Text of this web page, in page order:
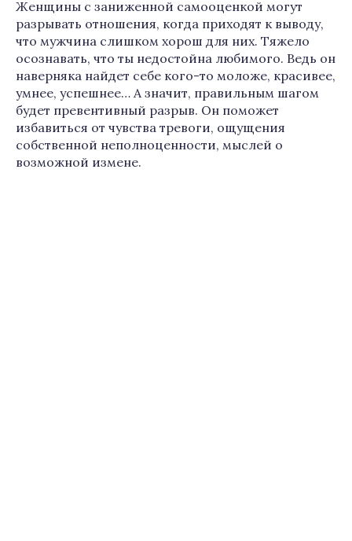
Женщины с заниженной самооценкой могут
разрывать отношения, когда приходят к выводу,
что мужчина слишком хорош для них. Тяжело
осознавать, что ты недостойна любимого. Ведь он
наверняка найдет себе кого-то моложе, красивее,
умнее, успешнее… А значит, правильным шагом
будет превентивный разрыв. Он поможет
избавиться от чувства тревоги, ощущения
собственной неполноценности, мыслей о
возможной измене.